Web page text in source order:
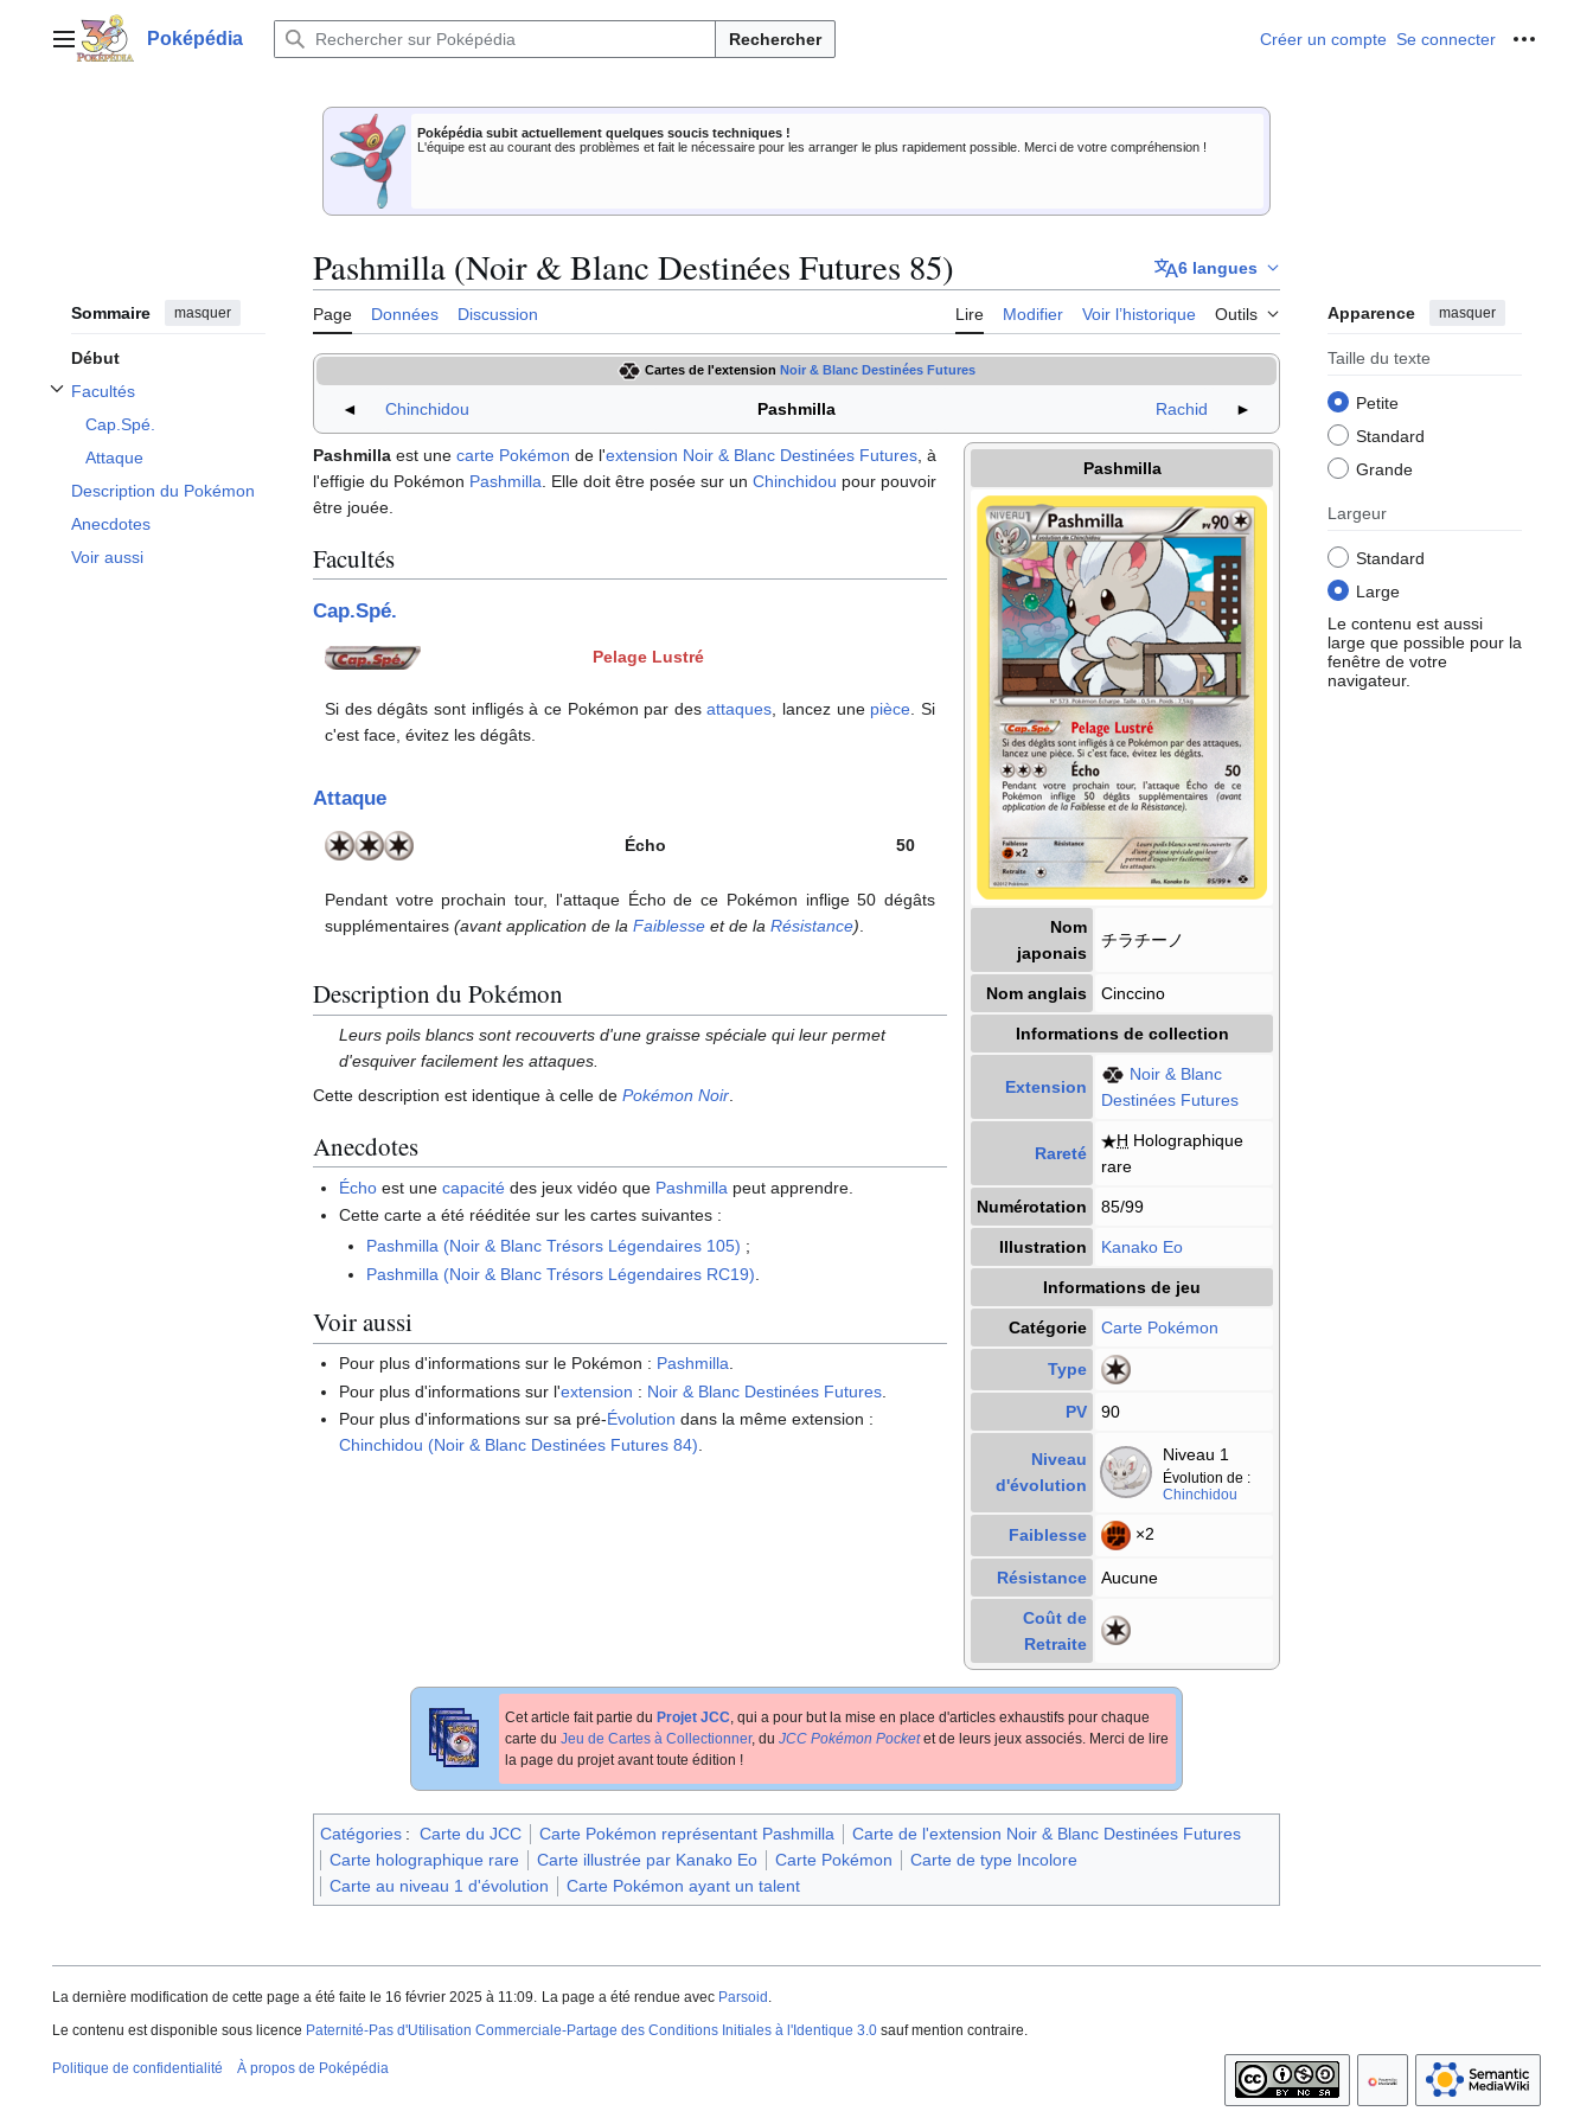
contenuMenu principalPoképédia Rechercher Créer un compte Se connecter Outils
Poképédia subit actuellement quelques soucis techniques !
L'équipe est au courant des problèmes et fait le nécessaire pour les arranger le plus rapidement possible. Merci de votre compréhension !
Sommaire masquer
Début
Facultés
Afficher / masquer la sous-section Facultés
Cap.Spé.
Attaque
Description du Pokémon
Anecdotes
Voir aussi
Pashmilla (Noir & Blanc Destinées Futures 85) 6 langues
Page Données Discussion Lire Modifier Voir l’historique Outils Apparence masquer
Taille du texte
Petite
Standard
Grande
Largeur
Standard
Large
Le contenu est aussi
large que possible pour la
fenêtre de votre
navigateur.
Cartes de l'extension Noir & Blanc Destinées Futures
◄ Chinchidou Pashmilla Rachid ►
Pashmilla
Nom
japonais
チラチーノ
Nom anglais Cinccino
Informations de collection
Extension
Noir & Blanc
Destinées Futures
Rareté
H Holographique
rare
Numérotation 85/99
Illustration Kanako Eo
Informations de jeu
Catégorie Carte Pokémon
Type
PV 90
Niveau
d'évolution
Niveau 1
Évolution de :
Chinchidou
Faiblesse ×2
Résistance Aucune
Coût de
Retraite
Pashmilla est une carte Pokémon de l'extension Noir & Blanc Destinées Futures , à
l'effigie du Pokémon Pashmilla . Elle doit être posée sur un Chinchidou pour pouvoir
être jouée.
Facultés
Cap.Spé.
Pelage Lustré
Si des dégâts sont infligés à ce Pokémon par desattaques , lancez une pièce . Si
c'est face, évitez les dégâts.
Attaque
Écho 50
Pendant votre prochain tour, l'attaque Écho de ce Pokémon inflige 50 dégâts
supplémentaires (avant application de la Faiblesse et de la Résistance)
Description du Pokémon
Leurs poils blancs sont recouverts d'une graisse spéciale qui leur permet
d'esquiver facilement les attaques.
Cette description est identique à celle de Pokémon Noir.
Anecdotes
Écho est unecapacité des jeux vidéo que Pashmilla peut apprendre.
Cette carte a été rééditée sur les cartes suivantes :
Pashmilla (Noir & Blanc Trésors Légendaires 105) ;
Pashmilla (Noir & Blanc Trésors Légendaires RC19)
Voir aussi
Pour plus d'informations sur le Pokémon : Pashmilla
Pour plus d'informations sur l'extension : Noir & Blanc Destinées Futures
Pour plus d'informations sur sa pré-Évolution dans la même extension :
Chinchidou (Noir & Blanc Destinées Futures 84)
Cet article fait partie du Projet JCC, qui a pour but la mise en place d'articles exhaustifs pour chaque
carte du Jeu de Cartes à Collectionner, du JCC Pokémon Pocketet de leurs jeux associés. Merci de lire
la page du projet avant toute édition !
Catégories : Carte du JCC Carte Pokémon représentant Pashmilla
Carte de l'extension Noir & Blanc Destinées Futures
Carte holographique rare
Carte illustrée par Kanako Eo Carte Pokémon
Carte de type Incolore
Carte au niveau 1 d'évolution
Carte Pokémon ayant un talent
La dernière modification de cette page a été faite le 16 février 2025 à 11:09. La page a été rendue avec Parsoid .
Le contenu est disponible sous licence Paternité-Pas d'Utilisation Commerciale-Partage des Conditions Initiales à l'Identique 3.0 sauf mention contraire.
Politique de confidentialité À propos de Poképédia